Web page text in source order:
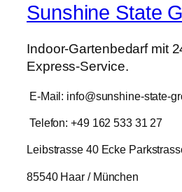
Sunshine State
Indoor-Gartenbedarf mit
Express-Service.
E-Mail: info@sunshine-state-
Telefon: +49 162 533 31 27
Leibstrasse 40 Ecke
85540 Haar / München